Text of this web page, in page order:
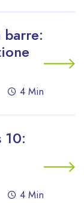
barre:
4 Min
10:
4 Min